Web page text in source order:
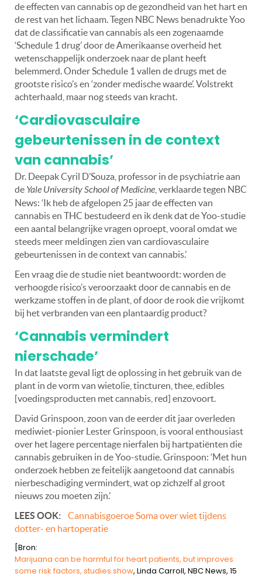
de effecten van cannabis op de gezondheid van het hart en
de rest van het lichaam. Tegen NBC News benadrukte Yoo
dat de classificatie van cannabis als een zogenaamde
‘Schedule 1 drug’ door de Amerikaanse overheid het
wetenschappelijk onderzoek naar de plant heeft
belemmerd. Onder Schedule 1 vallen de drugs met de
grootste risico’s en ‘zonder medische waarde’. Volstrekt
achterhaald, maar nog steeds van kracht.
‘Cardiovasculaire
gebeurtenissen in de context
van cannabis’
Dr. Deepak Cyril D’Souza, professor in de psychiatrie aan
de Yale University School of Medicine , verklaarde tegen NBC
News: ‘Ik heb de afgelopen 25 jaar de effecten van
cannabis en THC bestudeerd en ik denk dat de Yoo-studie
een aantal belangrijke vragen oproept, vooral omdat we
steeds meer meldingen zien van cardiovasculaire
gebeurtenissen in de context van cannabis.’
Een vraag die de studie niet beantwoordt: worden de
verhoogde risico’s veroorzaakt door de cannabis en de
werkzame stoffen in de plant, of door de rook die vrijkomt
bij het verbranden van een plantaardig product?
‘Cannabis vermindert
nierschade’
In dat laatste geval ligt de oplossing in het gebruik van de
plant in de vorm van wietolie, tincturen, thee, edibles
[voedingsproducten met cannabis, red] enzovoort.
David Grinspoon, zoon van de eerder dit jaar overleden
mediwiet-pionier Lester Grinspoon, is vooral enthousiast
over het lagere percentage nierfalen bij hartpatiënten die
cannabis gebruiken in de Yoo-studie. Grinspoon: ‘Met hun
onderzoek hebben ze feitelijk aangetoond dat cannabis
nierbeschadiging vermindert, wat op zichzelf al groot
nieuws zou moeten zijn.’
LEES OOK:
Cannabisgoeroe Soma over wiet tijdens
dotter- en hartoperatie
[Bron:
Marijuana can be harmful for heart patients, but improves
some risk factors, studies show, Linda Carroll, NBC News, 15